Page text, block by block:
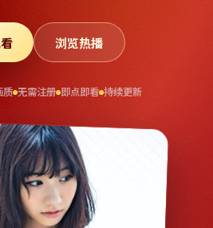
浏览热播
质 无需注册 即点即看 持续更新